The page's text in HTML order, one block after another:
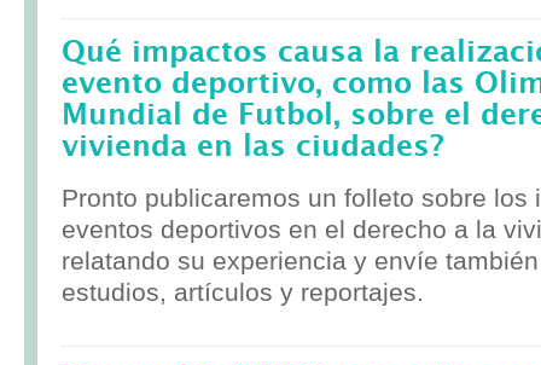
Qué impactos causa la
evento deportivo, como las
Mundial de Futbol, sobre el
vivienda en las ciudades?
Pronto publicaremos un folleto sobre los
eventos deportivos en el derecho a la
relatando su experiencia y envíe
estudios, artículos y reportajes.